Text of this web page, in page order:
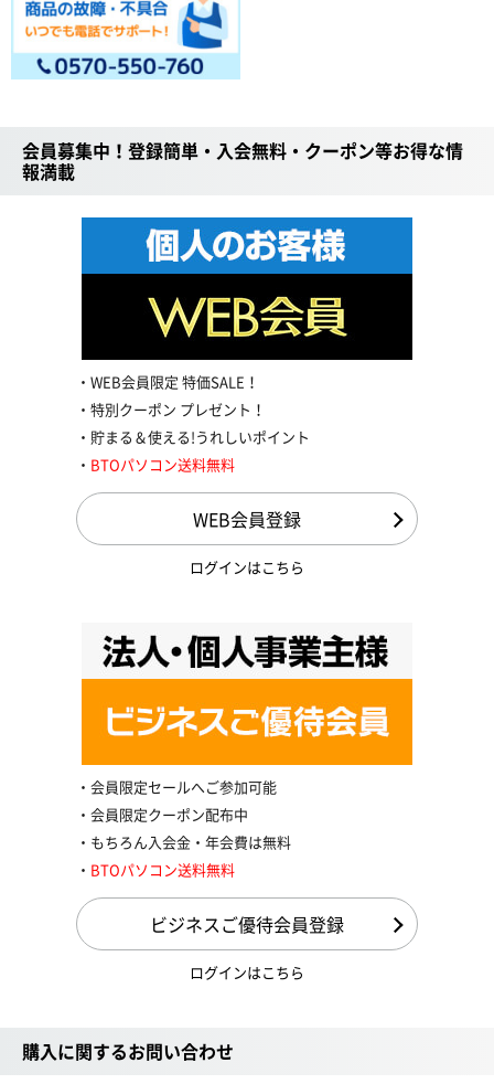
会員募集中！登録簡単・入会無料・クーポン等お得な情
報満載
WEB会員限定 特価SALE！
特別クーポン プレゼント！
貯まる＆使える!うれしいポイント
BTOパソコン送料無料
WEB会員登録
ログインはこちら
会員限定セールへご参加可能
会員限定クーポン配布中
もちろん入会金・年会費は無料
BTOパソコン送料無料
ビジネスご優待会員登録
ログインはこちら
購入に関するお問い合わせ